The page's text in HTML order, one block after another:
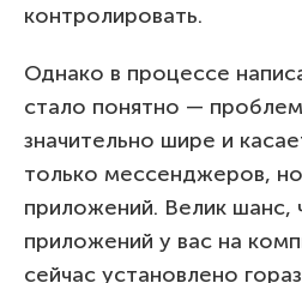
контролировать.
Однако в процессе
стало понятно —
значительно шире и
только мессенджеров,
приложений. Велик шанс,
приложений у вас на
сейчас установлено